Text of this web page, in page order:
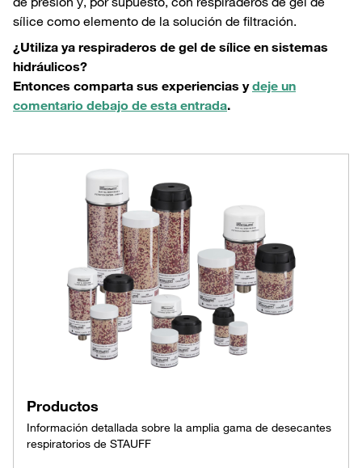
sílice como elemento de la solución de filtración.
¿Utiliza ya respiraderos de gel de sílice en sistemas
hidráulicos?
Entonces comparta sus experiencias ydeje un
comentario debajo de esta entrada.
Productos
Información detallada sobre la amplia gama de desecantes
respiratorios de STAUFF